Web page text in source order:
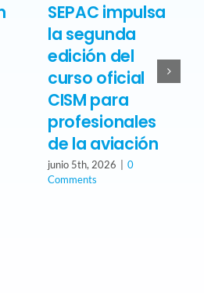
SEPAC impulsa
la segunda
edición del
curso oficial
CISM para
profesionales
de la aviación
junio 5th, 2026
0
Comments